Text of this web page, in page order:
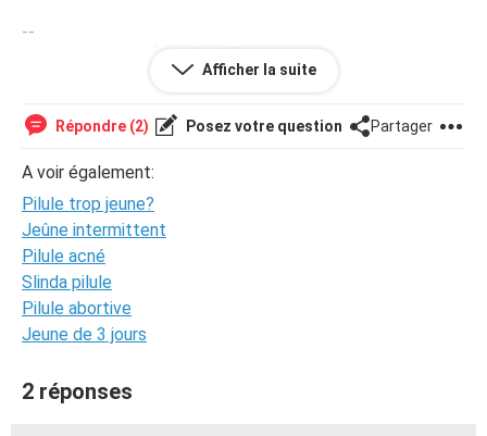
--
"L'amour est une fleur dont l'homme est la tige et la
femme le prestige !"
Afficher la suite
Répondre (2) Posez votre question Partager
A voir également:
Pilule trop jeune?
Jeûne intermittent
Pilule acné
Slinda pilule
Pilule abortive
Jeune de 3 jours
2 réponses